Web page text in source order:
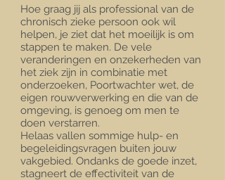
Hoe graag jij als professional van de
chronisch zieke persoon ook wil
helpen, je ziet dat het moeilijk is om
stappen te maken. De vele
veranderingen en onzekerheden van
het ziek zijn in combinatie met
onderzoeken, Poortwachter wet, de
eigen rouwverwerking en die van de
omgeving, is genoeg om men te
doen verstarren.
Helaas vallen sommige hulp- en
begeleidingsvragen buiten jouw
vakgebied. Ondanks de goede inzet,
stagneert de effectiviteit van de